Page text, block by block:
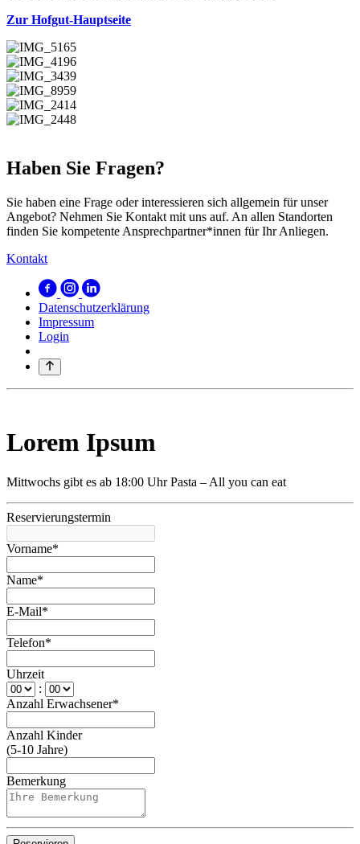
Zur Hofgut-Hauptseite
Haben Sie Fragen?
Sie haben eine Frage oder interessieren sich allgemein für unser
Angebot? Nehmen Sie Kontakt mit uns auf. An allen Standorten
finden Sie kompetente Ansprechpartner*innen für Ihr Anliegen.
Kontakt
Datenschutzerklärung
Impressum
Login
Lorem Ipsum
Mittwochs gibt es ab 18:00 Uhr Pasta – All you can eat
Reservierungstermin
Vorname*
Name*
E-Mail*
Telefon*
Uhrzeit
:
Anzahl Erwachsener*
Anzahl Kinder
(5-10 Jahre)
Bemerkung